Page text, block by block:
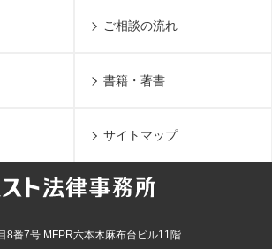
ご相談の流れ
書籍・著書
サイトマップ
8番7号 MFPR六本木麻布台ビル11階